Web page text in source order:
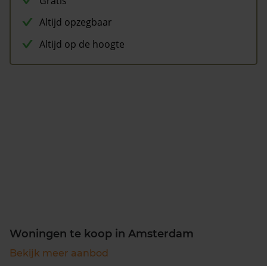
Altijd opzegbaar
Altijd op de hoogte
Woningen te koop in Amsterdam
Bekijk meer aanbod